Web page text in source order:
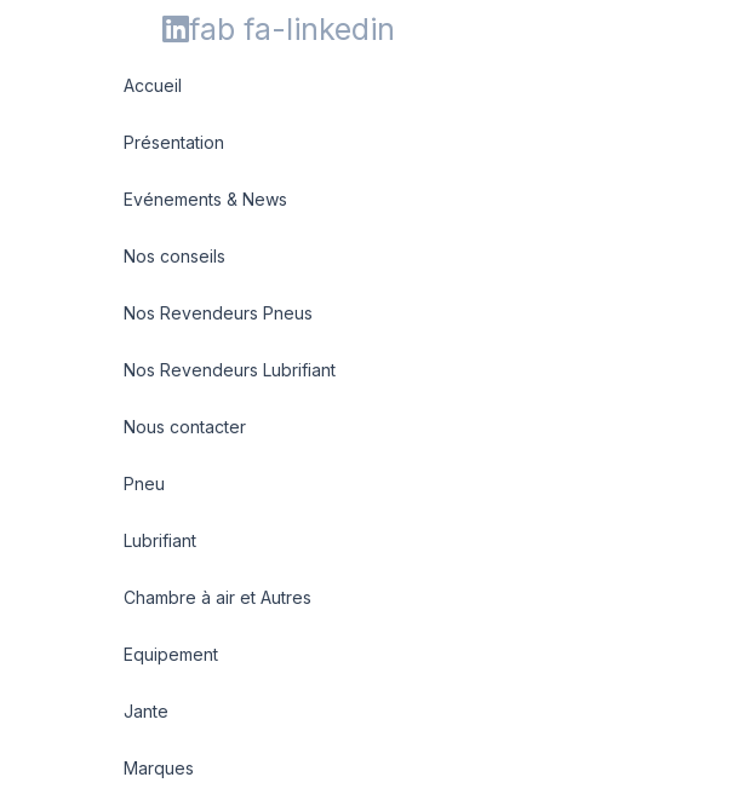
fab fa-linkedin
Accueil
Présentation
Evénements & News
Nos conseils
Nos Revendeurs Pneus
Nos Revendeurs Lubrifiant
Nous contacter
Pneu
Lubrifiant
Chambre à air et Autres
Equipement
Jante
Marques